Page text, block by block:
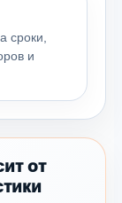
сроки,
и
от